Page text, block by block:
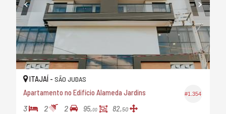
#1.354
ITAJAÍ - SÃO JUDAS
Apartamento no Edifício Alameda Jardins
3 2 2 95,00 82,50